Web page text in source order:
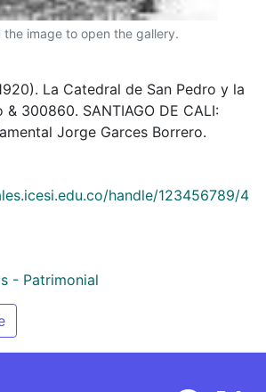
the image to open the gallery.
La Catedral de San Pedro y la
300860. SANTIAGO DE CALI:
Jorge Garces Borrero.
handle/123456789/4
- Patrimonial